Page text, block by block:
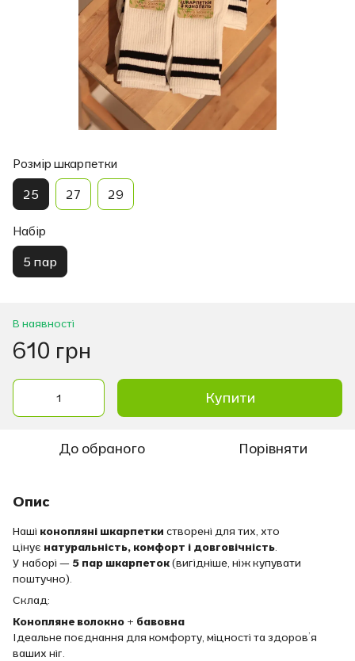
Розмір шкарпетки
25 27 29
Набір
5 пар
В наявності
610 грн
Купити
До обраного Порівняти
Опис
Наші конопляні шкарпетки створені для тих, хто
цінує натуральність, комфорт і довговічність
У наборі — 5 пар шкарпеток(вигідніше, ніж купувати
поштучно).
Склад:
Конопляне волокно + бавовна
Ідеальне поєднання для комфорту, міцності та здоров’я
ваших ніг.